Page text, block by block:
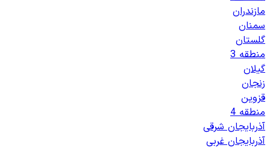
مازندران
سمنان
گلستان
منطقه 3
گیلان
زنجان
قزوین
منطقه 4
آذربایجان شرقی
آذربایجان غربی